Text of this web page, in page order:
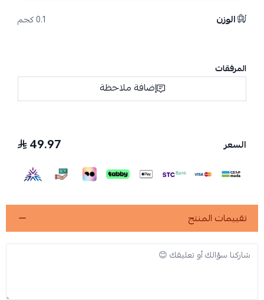
الوزن 0.1 كجم
المرفقات
إضافة ملاحظة
السعر 49.97
تقييمات المنتج